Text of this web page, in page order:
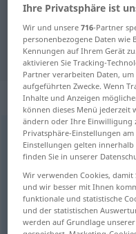
"fabrication"
"fabrication"
fabrications
Übersicht aller
(Für mehr Details die
Erfindung,
Ihre Privatsphäre ist
Wir und unsere716-Partner
personenbezogene Daten
Kennungen auf Ihrem Gerät
aktivieren Sie Tracking-
Partner verarbeiten Daten,
aufgeführten Zwecke. Wenn
Inhalte und Anzeigen
können dieses Menü
ändern oder Ihre Einwilligung
Privatsphäre-Einstellungen
Einstellungen gelten
finden Sie in unserer
Wir verwenden Cookies, damit
und wir besser mit Ihnen
funktionale und statistische
und der statistischen
werden auf Grundlage